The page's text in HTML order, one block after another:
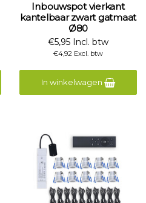
Inbouwspot vierkant
kantelbaar zwart gatmaat
Ø80
€5,95 Incl. btw
€4,92 Excl. btw
In winkelwagen